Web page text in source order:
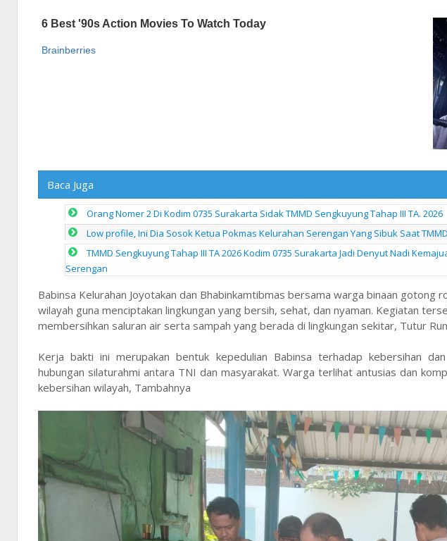
Baca Juga
Orang Nomer 2 Di Kodim 0735 Surakarta Sidak TMMD Sengkuyung Tahap III TA. 2026
Low profile, Ini Dia Sosok Ketua Pokmas Kelurahan Serengan Yang Sibuk Saat
TMMD Sengkuyung Tahap III TA 2026 Kodim 0735 Surakarta Jadi Denyut Nadi
Serengan
Babinsa Kelurahan Joyotakan dan Bhabinkamtibmas bersama warga binaan gotong
wilayah guna menciptakan lingkungan yang bersih, sehat, dan nyaman. Kegiatan
membersihkan saluran air serta sampah yang berada di lingkungan sekitar, Tutur
Kerja bakti ini merupakan bentuk kepedulian Babinsa terhadap kebersihan
hubungan silaturahmi antara TNI dan masyarakat. Warga terlihat antusias dan
kebersihan wilayah, Tambahnya